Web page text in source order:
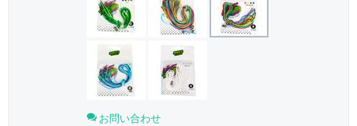
お問い合わせ